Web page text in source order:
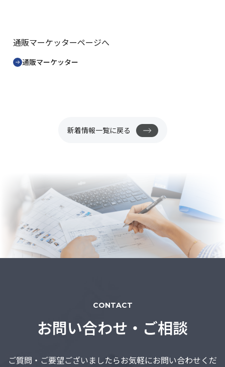
通販マーケッターページへ
通販マーケッター
新着情報一覧に戻る
CONTACT
お問い合わせ・ご相談
ご質問・ご要望ございましたらお気軽にお問い合わせくだ